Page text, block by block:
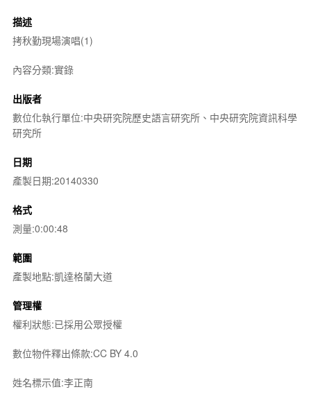
描述
拷秋勤現場演唱(1)
內容分類:實錄
出版者
數位化執行單位:中央研究院歷史語言研究所、中央研究院資訊科學
研究所
日期
產製日期:20140330
格式
測量:0:00:48
範圍
產製地點:凱達格蘭大道
管理權
權利狀態:已採用公眾授權
數位物件釋出條款:CC BY 4.0
姓名標示值:李正南